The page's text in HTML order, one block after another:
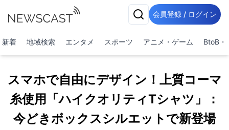
会員登録 / ログイン
新着 地域検索 エンタメ スポーツ アニメ・ゲーム BtoB・
スマホで自由にデザイン！上質コーマ
糸使用「ハイクオリティTシャツ」：
今どきボックスシルエットで新登場